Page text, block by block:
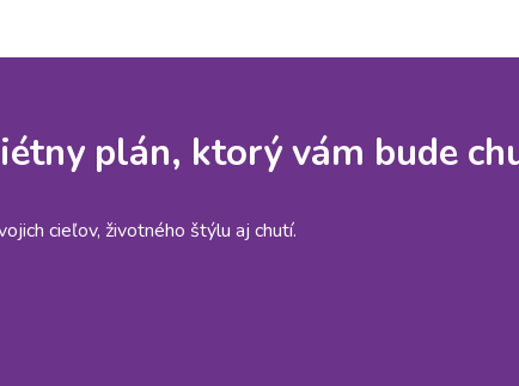
plán, ktorý vám bude
cieľov, životného štýlu aj chutí.